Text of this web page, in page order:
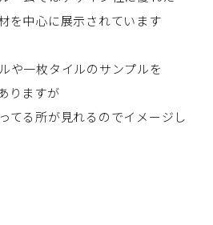
を中心に展示されています
や一枚タイルのサンプルを
りますが
てる所が見れるのでイメージし